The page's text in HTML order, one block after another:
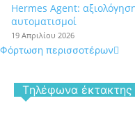
Hermes Agent:
αυτοματισμοί
19 Απριλίου 2026
Φόρτωση περισσοτέρων
Tηλέφωνα έκτακτης